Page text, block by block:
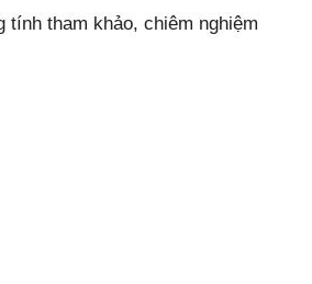
tính tham khảo, chiêm nghiệm